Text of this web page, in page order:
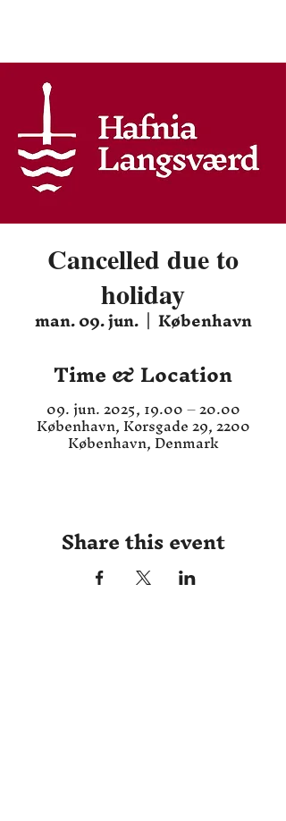
Cancelled due to
holiday
man. 09. jun.
  |
København
Time & Location
09. jun. 2025, 19.00 – 20.00
København, Korsgade 29, 2200
København, Denmark
Share this event